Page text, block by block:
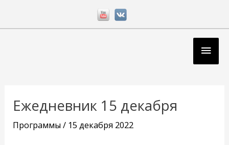
Ежедневник 15 декабря
Программы/ 15 декабря 2022
записям